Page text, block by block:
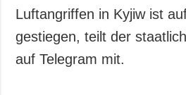
Luftangriffen in Kyjiw ist
gestiegen, teilt der
auf Telegram mit.